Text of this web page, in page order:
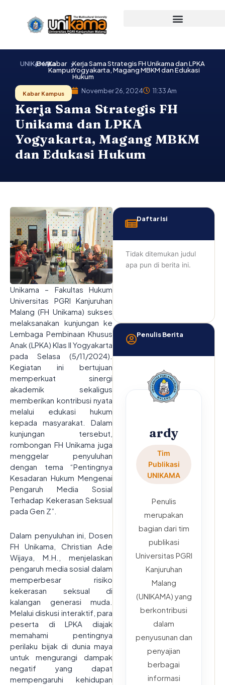
UNIKAMA
BeritaKabar
Kampus
Kerja Sama Strategis FH Unikama dan LPKA
Yogyakarta, Magang MBKM dan Edukasi
Hukum
Kabar Kampus November 26, 2024 11:33 Am
Kerja Sama Strategis FH
Unikama dan LPKA
Yogyakarta, Magang MBKM
dan Edukasi Hukum
Unikama – Fakultas Hukum
Universitas PGRI Kanjuruhan
Malang (FH Unikama) sukses
melaksanakan kunjungan ke
Lembaga Pembinaan Khusus
Anak (LPKA) Klas II Yogyakarta
pada Selasa (5/11/2024).
Kegiatan ini bertujuan
memperkuat sinergi
akademik sekaligus
memberikan kontribusi nyata
melalui edukasi hukum
kepada masyarakat. Dalam
kunjungan tersebut,
rombongan FH Unikama juga
menggelar penyuluhan
dengan tema “Pentingnya
Kesadaran Hukum Mengenai
Pengaruh Media Sosial
Terhadap Kekerasan Seksual
pada Gen Z”.
Dalam penyuluhan ini, Dosen
FH Unikama, Christian Ade
Wijaya, M.H., menjelaskan
pengaruh media sosial dalam
memperbesar risiko
kekerasan seksual di
kalangan generasi muda.
Melalui diskusi interaktif, para
peserta di LPKA diajak
memahami pentingnya
perilaku bijak di dunia maya
untuk mengurangi dampak
negatif yang dapat
mempengaruhi kehidupan
Daftar Isi
Tidak ditemukan judul
apa pun di berita ini.
Penulis Berita
ardy
Tim
Publikasi
UNIKAMA
Penulis
merupakan
bagian dari tim
publikasi
Universitas PGRI
Kanjuruhan
Malang
(UNIKAMA) yang
berkontribusi
dalam
penyusunan dan
penyajian
berbagai
informasi